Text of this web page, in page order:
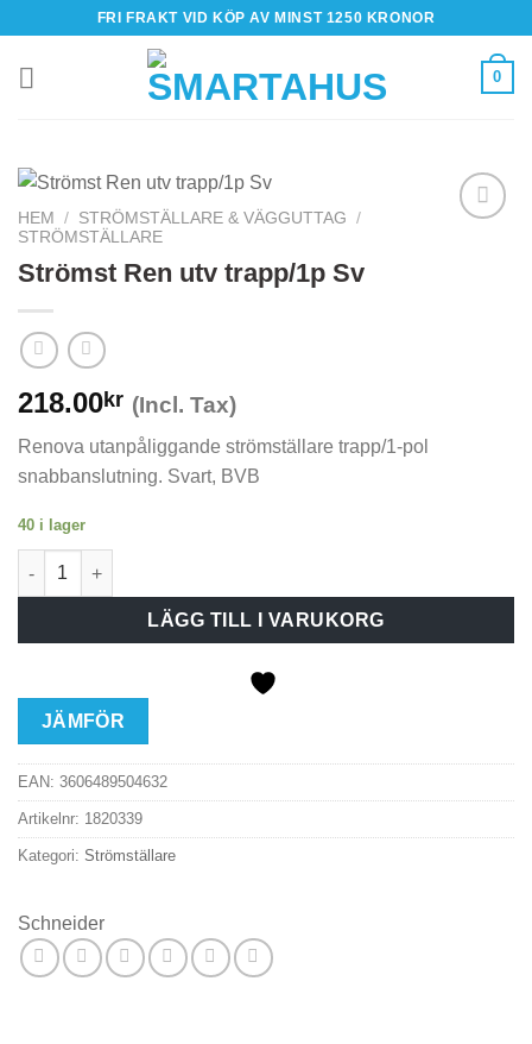
content
FRI FRAKT VID KÖP AV MINST 1250 KRONOR
0
HEM / STRÖMSTÄLLARE & VÄGGUTTAG
/
STRÖMSTÄLLARE
Strömst Ren utv trapp/1p Sv
218.00kr (Incl. Tax)
Renova utanpåliggande strömställare trapp/1-pol
snabbanslutning. Svart, BVB
40 i lager
Strömst Ren utv trapp/1p Sv mängd
LÄGG TILL I VARUKORG
JÄMFÖR
EAN: 3606489504632
Artikelnr: 1820339
Kategori: Strömställare
Schneider